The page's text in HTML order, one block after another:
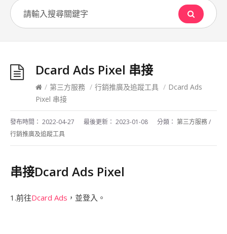
Dcard Ads Pixel 串接
/ 第三方服務 / 行銷推廣及追蹤工具 / Dcard Ads
Pixel 串接
發布時間： 2022-04-27 最後更新： 2023-01-08 分類： 第三方服務/
行銷推廣及追蹤工具
串接Dcard Ads Pixel
1.前往Dcard Ads ，並登入。